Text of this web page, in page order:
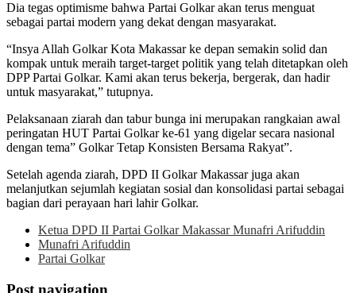
Dia tegas optimisme bahwa Partai Golkar akan terus menguat
sebagai partai modern yang dekat dengan masyarakat.
“Insya Allah Golkar Kota Makassar ke depan semakin solid dan
kompak untuk meraih target-target politik yang telah ditetapkan oleh
DPP Partai Golkar. Kami akan terus bekerja, bergerak, dan hadir
untuk masyarakat,” tutupnya.
Pelaksanaan ziarah dan tabur bunga ini merupakan rangkaian awal
peringatan HUT Partai Golkar ke-61 yang digelar secara nasional
dengan tema” Golkar Tetap Konsisten Bersama Rakyat”.
Setelah agenda ziarah, DPD II Golkar Makassar juga akan
melanjutkan sejumlah kegiatan sosial dan konsolidasi partai sebagai
bagian dari perayaan hari lahir Golkar.
Ketua DPD II Partai Golkar Makassar Munafri Arifuddin
Munafri Arifuddin
Partai Golkar
Post navigation